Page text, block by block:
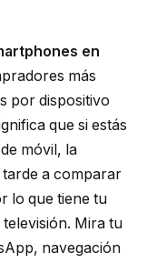
en
más
por dispositivo
que si estás
móvil, la
a comparar
lo que tiene tu
Mira tu
navegación